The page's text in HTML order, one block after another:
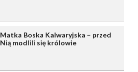
Matka Boska Kalwaryjska – przed
Nią modlili się królowie